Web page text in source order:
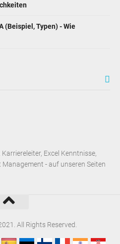
(Beispiel, Typen) - Wie
Excel Kenntnisse,
- auf unseren Seiten
All Rights Reserved.